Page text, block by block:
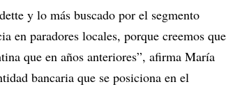
y lo más buscado por el segmento
en paradores locales, porque creemos que
que en años anteriores”, afirma María
bancaria que se posiciona en el